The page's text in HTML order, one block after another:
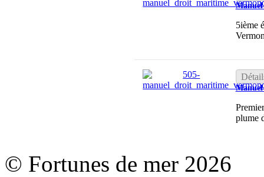
5ième
plume
© Fortunes de mer 2026